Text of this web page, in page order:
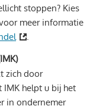
stoppen? Kies
meer informatie
zich door
helpt u bij het
in ondernemer